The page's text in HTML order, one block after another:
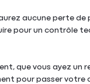
aucune perte
pour un contrôle
que vous ayez un
pour passer votre